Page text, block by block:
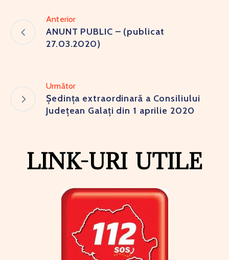
Anterior
ANUNT PUBLIC – (publicat
27.03.2020)
Următor
Ședința extraordinară a Consiliului
Județean Galați din 1 aprilie 2020
LINK-URI UTILE